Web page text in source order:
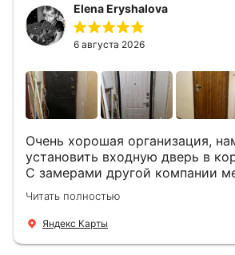
установили две двери, ответили
вопросы . Выполненной
Огромная всем благодарность!
Elena Eryshalova
6 августа 2026
Очень хорошая организация,
установить входную дверь в
С замерами другой компании
компании Филлип, быстро
варианты дверей, монтаж тоже
четкий, позвонили, согласовали
Читать полностью
Яндекс Карты